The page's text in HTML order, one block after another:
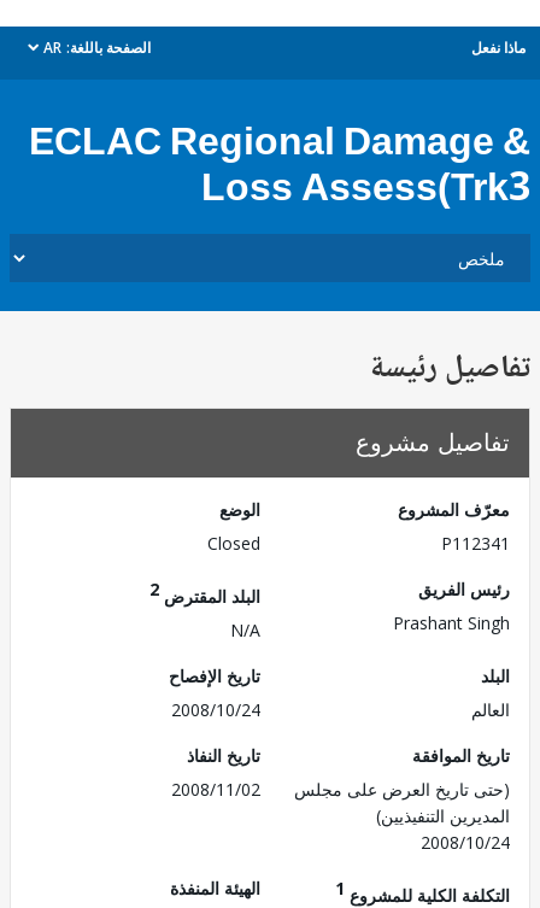
الصفحة باللغة: AR
dropdown
ECLAC Regional
Loss
رئيسة
مشروع
المشروع
الفريق
Prashant
البلد المقترض
تاريخ الإفصاح
2008/10/24
الموافقة
تاريخ العرض على مجلس
التنفيذيين)
2008/
تاريخ النفاذ
2008/11/02
الكلية للمشروع1
الهيئة المنفذة